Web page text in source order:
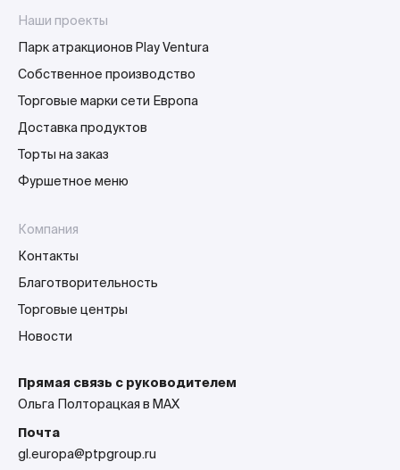
Наши проекты
Парк атракционов Play Ventura
Собственное производство
Торговые марки сети Европа
Доставка продуктов
Торты на заказ
Фуршетное меню
Компания
Контакты
Благотворительность
Торговые центры
Новости
Прямая связь с руководителем
Ольга Полторацкая в MAX
Почта
gl.europa@ptpgroup.ru